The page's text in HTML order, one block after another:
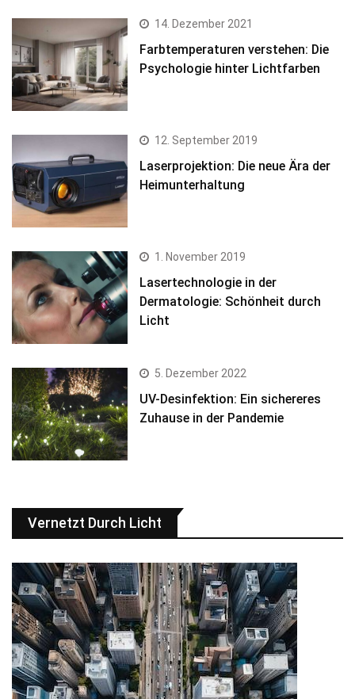
14. Dezember 2021
Farbtemperaturen verstehen: Die
Psychologie hinter Lichtfarben
12. September 2019
Laserprojektion: Die neue Ära der
Heimunterhaltung
1. November 2019
Lasertechnologie in der
Dermatologie: Schönheit durch
Licht
5. Dezember 2022
UV-Desinfektion: Ein sichereres
Zuhause in der Pandemie
Vernetzt Durch Licht